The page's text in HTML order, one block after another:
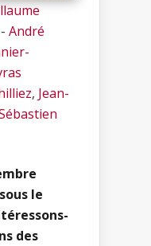
- André
, Jean-
le
des